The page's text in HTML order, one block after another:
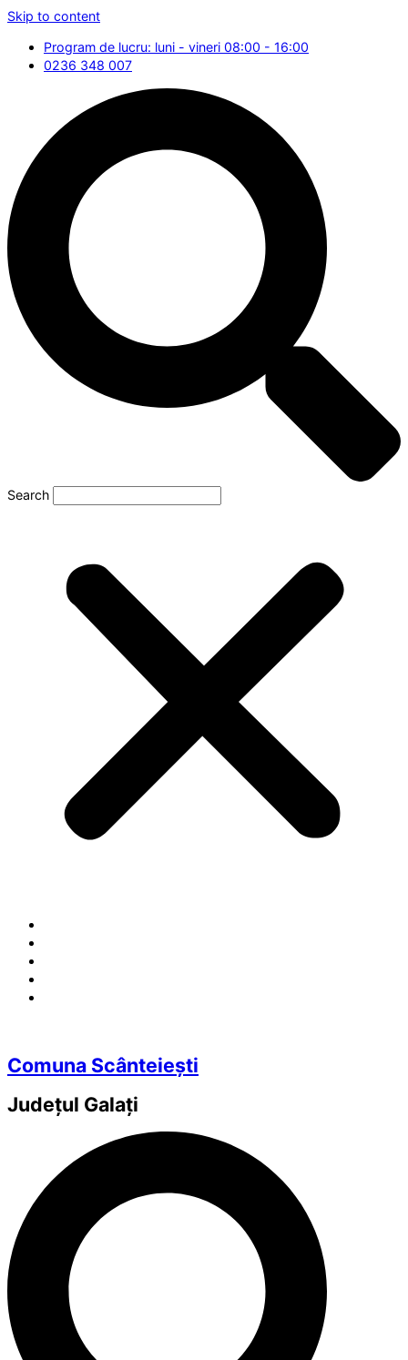
Skip to content
Program de lucru: luni - vineri 08:00 - 16:00
0236 348 007
Search
Comuna Scânteiești
Județul Galați